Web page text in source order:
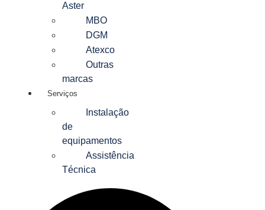
Aster
MBO
DGM
Atexco
Outras
marcas
Serviços
Instalação
de
equipamentos
Assistência
Técnica